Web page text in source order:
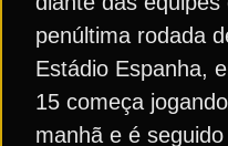
penúltima rodada
Estádio Espanha,
15 começa
manhã e é